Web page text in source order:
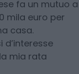
fa un mutuo a
mila euro per
casa.